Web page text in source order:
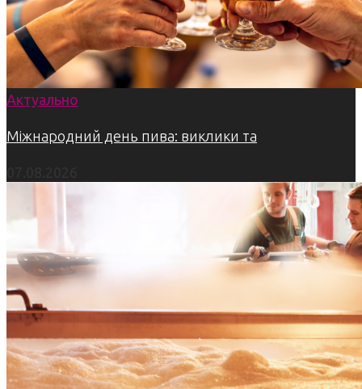
Актуально
Міжнародний день пива: виклики та